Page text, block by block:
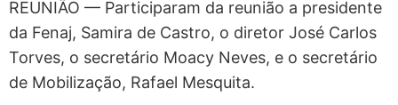
REUNIÃO — Participaram da reunião a presidente
da Fenaj, Samira de Castro, o diretor José Carlos
Torves, o secretário Moacy Neves, e o secretário
de Mobilização, Rafael Mesquita.